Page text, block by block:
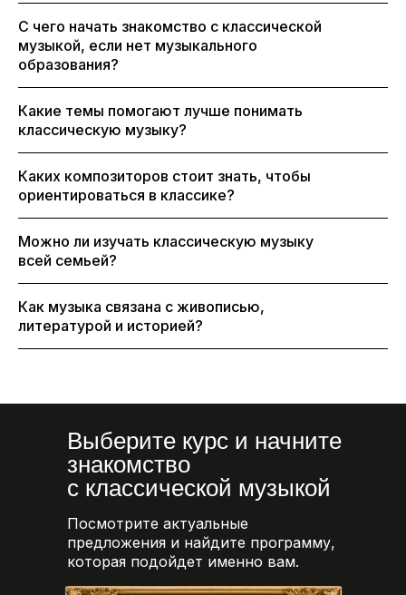
С чего начать знакомство с классической
музыкой, если нет музыкального
образования?
Какие темы помогают лучше понимать
классическую музыку?
Каких композиторов стоит знать, чтобы
ориентироваться в классике?
Можно ли изучать классическую музыку
всей семьей?
Как музыка связана с живописью,
литературой и историей?
Выберите курс и начните
знакомство
с классической музыкой
Посмотрите актуальные
предложения и найдите программу,
которая подойдет именно вам.